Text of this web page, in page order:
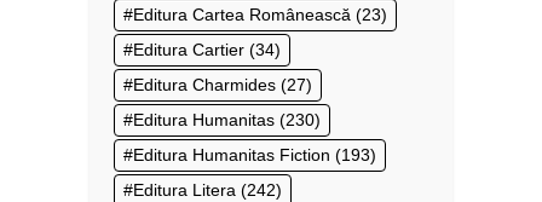
Editura Cartea Românească (23)
Editura Cartier (34)
Editura Charmides (27)
Editura Humanitas (230)
Editura Humanitas Fiction (193)
Editura Litera (242)